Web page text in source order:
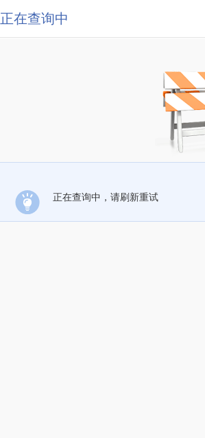
正在查询中
正在查询中，请刷新重试